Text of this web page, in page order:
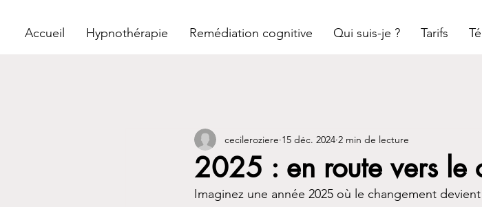
Accueil Hypnothérapie Remédiation cognitive Qui suis-je ? Tarifs
2025 : en route vers le
cecileroziere 15 déc. 2024 2 min de lecture
Imaginez une année 2025 où le changement